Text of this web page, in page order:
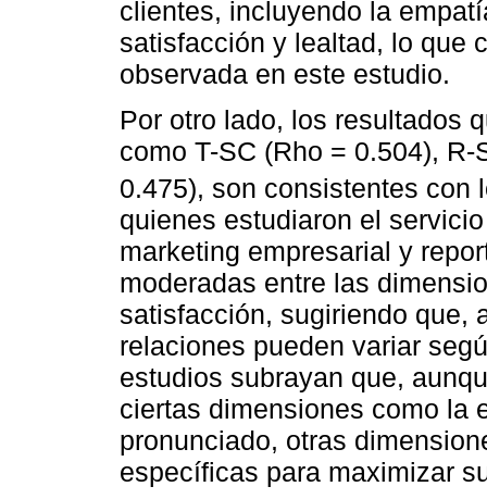
clientes, incluyendo la
satisfacción y lealtad, lo que
observada en este estudio.
Por otro lado, los resultados
como T-SC (Rho = 0.504),
0.475), son consistentes con
quienes estudiaron el
marketing empresarial y
moderadas entre las
satisfacción, sugiriendo que,
relaciones pueden variar
estudios subrayan que,
ciertas dimensiones como la
pronunciado, otras
específicas para maximizar